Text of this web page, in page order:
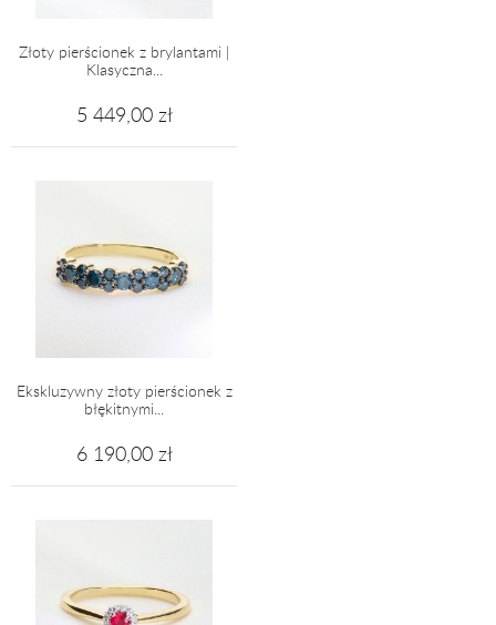
Złoty pierścionek z brylantami |
Klasyczna...
5 449,00 zł
Ekskluzywny złoty pierścionek z
błękitnymi...
6 190,00 zł